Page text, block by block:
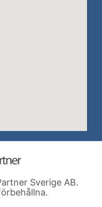
Sverige AB.